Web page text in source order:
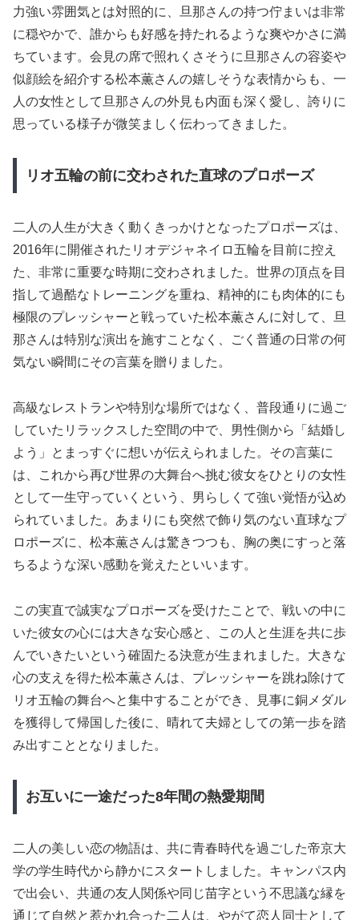
力強い雰囲気とは対照的に、旦那さんの持つ佇まいは非常
に穏やかで、誰からも好感を持たれるような爽やかさに満
ちています。会見の席で照れくさそうに旦那さんの容姿や
似顔絵を紹介する松本薫さんの嬉しそうな表情からも、一
人の女性として旦那さんの外見も内面も深く愛し、誇りに
思っている様子が微笑ましく伝わってきました。
リオ五輪の前に交わされた直球のプロポーズ
二人の人生が大きく動くきっかけとなったプロポーズは、
2016年に開催されたリオデジャネイロ五輪を目前に控え
た、非常に重要な時期に交わされました。世界の頂点を目
指して過酷なトレーニングを重ね、精神的にも肉体的にも
極限のプレッシャーと戦っていた松本薫さんに対して、旦
那さんは特別な演出を施すことなく、ごく普通の日常の何
気ない瞬間にその言葉を贈りました。
高級なレストランや特別な場所ではなく、普段通りに過ご
していたリラックスした空間の中で、男性側から「結婚し
よう」とまっすぐに想いが伝えられました。その言葉に
は、これから再び世界の大舞台へ挑む彼女をひとりの女性
として一生守っていくという、男らしくて強い覚悟が込め
られていました。あまりにも突然で飾り気のない直球なプ
ロポーズに、松本薫さんは驚きつつも、胸の奥にすっと落
ちるような深い感動を覚えたといいます。
この実直で誠実なプロポーズを受けたことで、戦いの中に
いた彼女の心には大きな安心感と、この人と生涯を共に歩
んでいきたいという確固たる決意が生まれました。大きな
心の支えを得た松本薫さんは、プレッシャーを跳ね除けて
リオ五輪の舞台へと集中することができ、見事に銅メダル
を獲得して帰国した後に、晴れて夫婦としての第一歩を踏
み出すこととなりました。
お互いに一途だった8年間の熱愛期間
二人の美しい恋の物語は、共に青春時代を過ごした帝京大
学の学生時代から静かにスタートしました。キャンパス内
で出会い、共通の友人関係や同じ苗字という不思議な縁を
通じて自然と惹かれ合った二人は、やがて恋人同士として